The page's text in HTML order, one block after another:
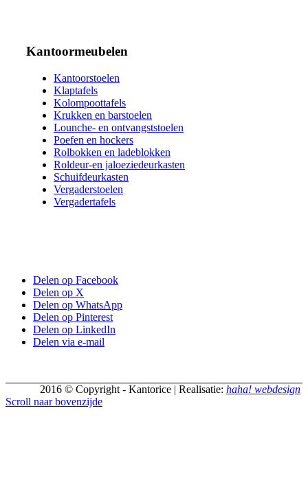
Kantoormeubelen
Kantoorstoelen
Klaptafels
Kolompoottafels
Krukken en barstoelen
Lounche- en ontvangststoelen
Poefen en hockers
Rolbokken en ladeblokken
Roldeur-en jaloeziedeurkasten
Schuifdeurkasten
Vergaderstoelen
Vergadertafels
Delen op Facebook
Delen op X
Delen op WhatsApp
Delen op Pinterest
Delen op LinkedIn
Delen via e-mail
2016 © Copyright - Kantorice | Realisatie: haha! webdesign
Scroll naar bovenzijde